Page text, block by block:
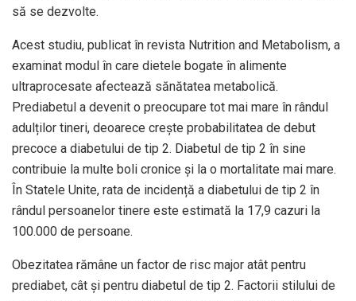
să se dezvolte.
Acest studiu, publicat în revista Nutrition and Metabolism, a
examinat modul în care dietele bogate în alimente
ultraprocesate afectează sănătatea metabolică.
Prediabetul a devenit o preocupare tot mai mare în rândul
adulților tineri, deoarece crește probabilitatea de debut
precoce a diabetului de tip 2. Diabetul de tip 2 în sine
contribuie la multe boli cronice și la o mortalitate mai mare.
În Statele Unite, rata de incidență a diabetului de tip 2 în
rândul persoanelor tinere este estimată la 17,9 cazuri la
100.000 de persoane.
Obezitatea rămâne un factor de risc major atât pentru
prediabet, cât și pentru diabetul de tip 2. Factorii stilului de